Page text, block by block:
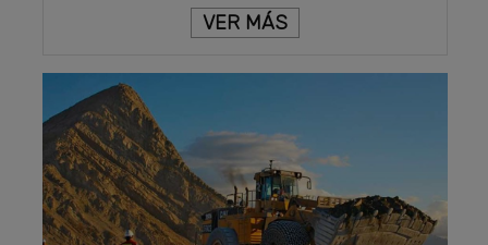
VER MÁS